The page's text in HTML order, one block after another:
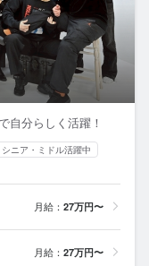
自分らしく活躍！
シニア・ミドル活躍中
月給： 27万円〜
月給： 27万円〜